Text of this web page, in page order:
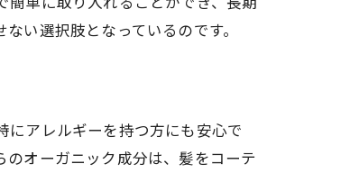
い選択肢となっているのです。
アレルギーを持つ方にも安心で
オーガニック成分は、髪をコーテ